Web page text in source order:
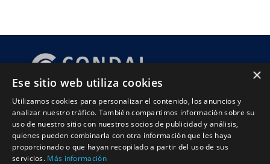
Política de calidad
HORARIO
Lunes a Viernes
×
Ese sitio web utiliza cookies
Utilizamos cookies para personalizar el contenido, los anuncios y
analizar nuestro tráfico. También compartimos información sobre su
uso de nuestro sitio con nuestros socios de publicidad y análisis,
quienes pueden combinarla con otra información que les haya
proporcionado o que hayan recopilado a partir del uso de sus
servicios. Más información